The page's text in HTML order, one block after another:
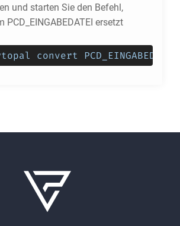
und starten Sie den Befehl,
PCD_EINGABEDATEI ersetzt
convert